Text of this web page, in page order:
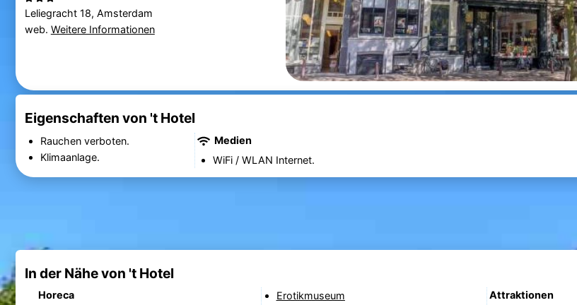
Leliegracht 18, Amsterdam
web. Weitere Informationen
Eigenschaften von 't Hotel
Rauchen verboten.
Klimaanlage.
Medien
WiFi / WLAN Internet.
In der Nähe von 't Hotel
Horeca
Erotikmuseum
Attraktionen